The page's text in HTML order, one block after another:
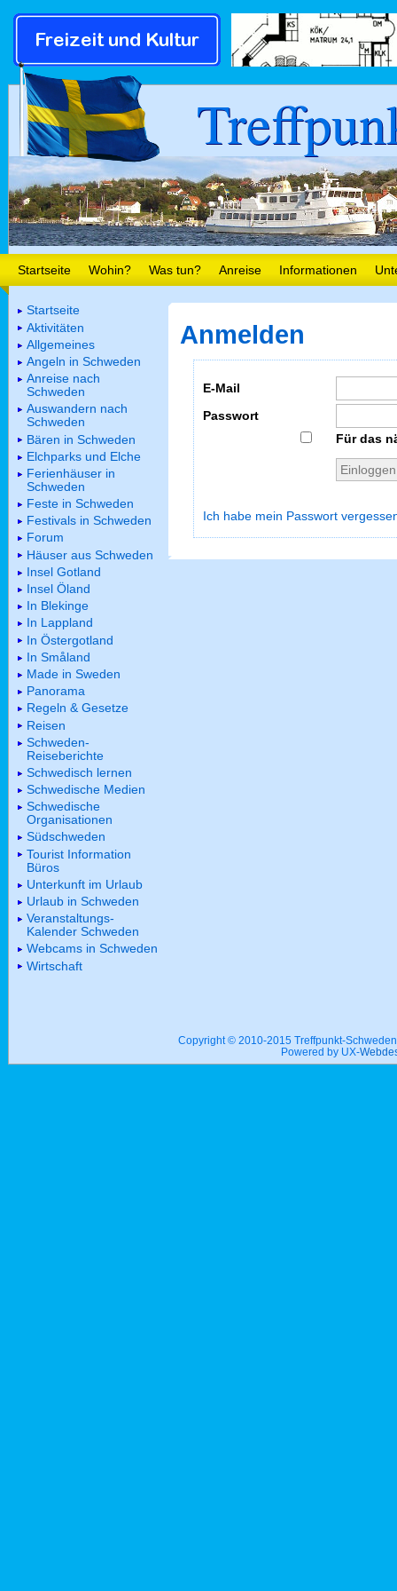
Startseite Wohin? Was tun? Anreise Informationen
Anmelden
E-Mail
Passwort
Für das
Ich habe mein Passwort
Startseite
Aktivitäten
Allgemeines
Angeln in Schweden
Anreise nach
Schweden
Auswandern nach
Schweden
Bären in Schweden
Elchparks und Elche
Ferienhäuser in
Schweden
Feste in Schweden
Festivals in Schweden
Forum
Häuser aus Schweden
Insel Gotland
Insel Öland
In Blekinge
In Lappland
In Östergotland
In Småland
Made in Sweden
Panorama
Regeln & Gesetze
Reisen
Schweden-
Reiseberichte
Schwedisch lernen
Schwedische Medien
Schwedische
Organisationen
Südschweden
Tourist Information
Büros
Unterkunft im Urlaub
Urlaub in Schweden
Veranstaltungs-
Kalender Schweden
Webcams in Schweden
Wirtschaft
Copyright © 2010-2015 Treffpunkt-
Powered by UX-